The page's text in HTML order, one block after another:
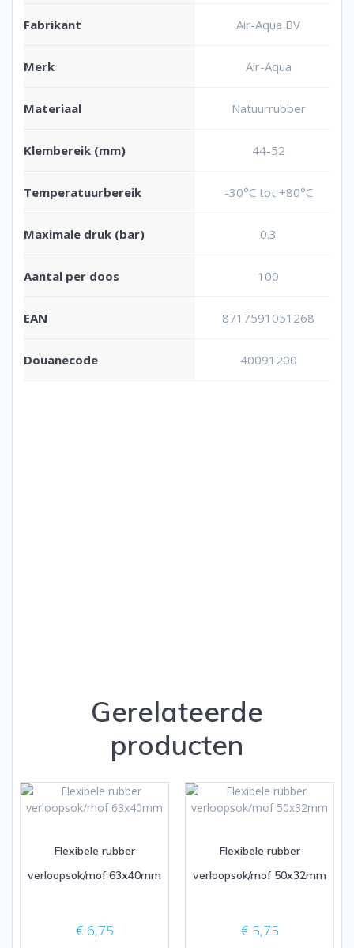
Fabrikant Air-Aqua BV
Merk Air-Aqua
Materiaal Natuurrubber
Klembereik (mm) 44-52
Temperatuurbereik -30°C tot +80°C
Maximale druk (bar) 0.3
Aantal per doos 100
EAN 8717591051268
Douanecode 40091200
Gerelateerde
producten
Flexibele rubber
verloopsok/mof 63x40mm
€ 6,75
Flexibele rubber
verloopsok/mof 50x32mm
€ 5,75